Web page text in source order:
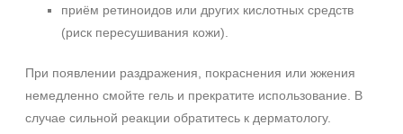
приём ретиноидов или других кислотных средств
(риск пересушивания кожи).
При появлении раздражения, покраснения или жжения
немедленно смойте гель и прекратите использование. В
случае сильной реакции обратитесь к дерматологу.